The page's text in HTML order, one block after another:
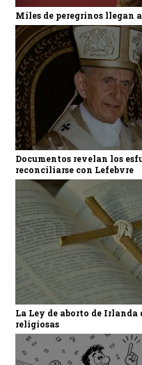
Miles de peregrinos llegan
Documentos revelan los
reconciliarse con Lefebvre
La Ley de aborto de
religiosas